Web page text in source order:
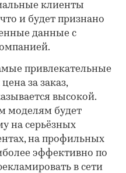
клиенты
и будет признано
данные с
привлекательные
за заказ,
высокой.
моделям будет
на серьёзных
на профильных
эффективно по
в сети